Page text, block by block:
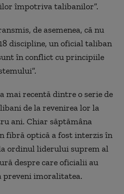
împotriva talibanilor”.
de asemenea, că nu
discipline, un oficial taliban
în conflict cu principiile
mai recentă dintre o serie de
de la revenirea lor la
ani. Chiar săptămâna
fibră optică a fost interzis în
ordinul liderului suprem al
despre care oficialii au
preveni imoralitatea.